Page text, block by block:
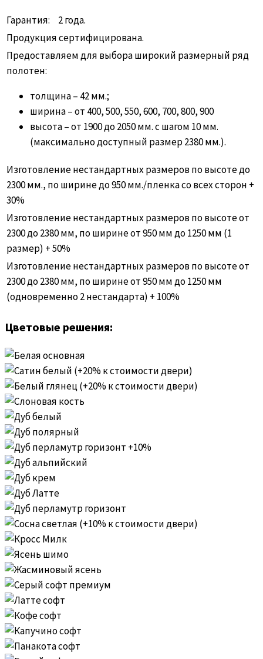
Гарантия:
2 года.
Продукция сертифицирована.
Предоставляем для выбора широкий размерный ряд
полотен:
толщина – 42 мм.;
ширина – от 400, 500, 550, 600, 700, 800, 900
высота – от 1900 до 2050 мм. с шагом 10 мм.
(максимально доступный размер 2380 мм.).
Изготовление нестандартных размеров по высоте до
2300 мм., по ширине до 950 мм./пленка со всех сторон +
30%
Изготовление нестандартных размеров по высоте от
2300 до 2380 мм, по ширине от 950 мм до 1250 мм (1
размер) + 50%
Изготовление нестандартных размеров по высоте от
2300 до 2380 мм, по ширине от 950 мм до 1250 мм
(одновременно 2 нестандарта) + 100%
Цветовые решения: